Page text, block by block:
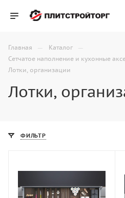
Главная — Каталог —
Сетчатое наполнение и кухонные
Лотки, организации
Лотки,
ФИЛЬТР